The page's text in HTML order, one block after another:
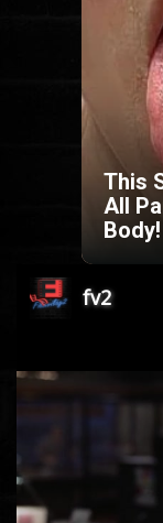
THRILLER
DRÁMA
This
All
Body!